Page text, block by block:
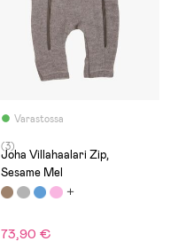
Varastossa
(3)
Joha Villahaalari Zip,
Sesame Mel
73,90 €